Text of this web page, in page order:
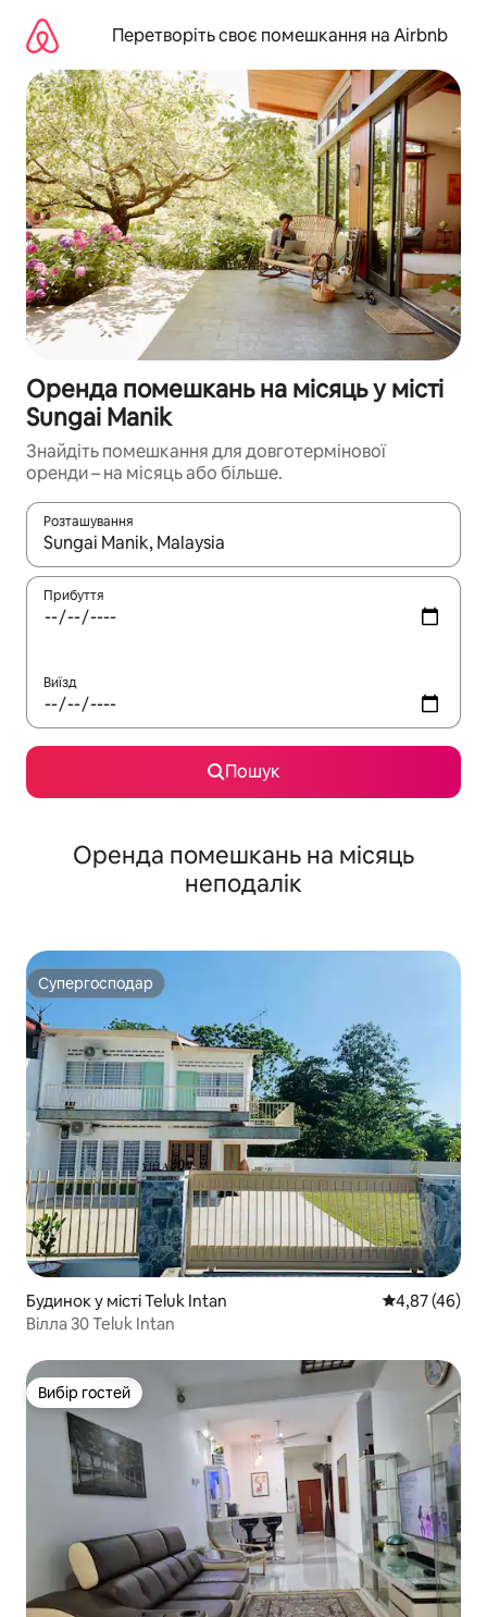
вмісту
Перетворіть своє помешкання на Airbnb
Оренда помешкань на місяць у місті
Sungai Manik
Знайдіть помешкання для довготермінової
оренди – на місяць або більше.
Розташування
Отримавши результати пошуку, використовуйте для
Прибуття
Виїзд
Пошук
Оренда помешкань на місяць
неподалік
Супергосподар
Супергосподар
Будинок у місті Teluk Intan Середня
4,87 (46)
Вілла 30 Teluk Intan
Вибір гостей
Вибір гостей